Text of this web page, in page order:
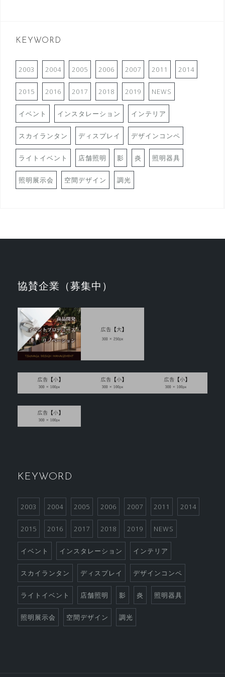
KEYWORD
2003 2004 2005 2006 2007 2011 2014
2015 2016 2017 2018 2019 NEWS
イベント インスタレーション インテリア
スカイランタン ディスプレイ デザインコンペ
ライトイベント 店舗照明 影 炎 照明器具
照明展示会 空間デザイン 調光
協賛企業（募集中）
KEYWORD
2003 2004 2005 2006 2007 2011 2014
2015 2016 2017 2018 2019 NEWS
イベント インスタレーション インテリア
スカイランタン ディスプレイ デザインコンペ
ライトイベント 店舗照明 影 炎 照明器具
照明展示会 空間デザイン 調光